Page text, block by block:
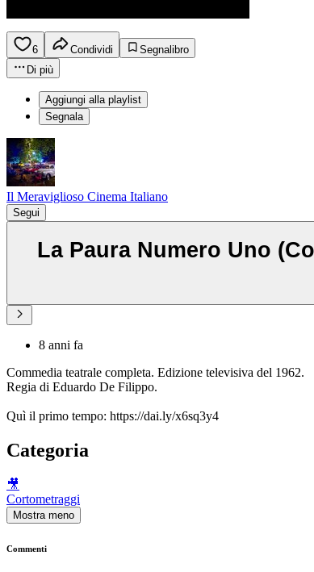
6 Condividi
Segnalibro
Di più
Aggiungi alla playlist
Segnala
Il Meraviglioso Cinema Italiano
Segui
La Paura Numero Uno
8 anni fa
Commedia teatrale completa. Edizione televisiva del 1962.
Regia di Eduardo De Filippo.
Quì il primo tempo: https://dai.ly/x6sq3y4
Categoria
🎥
Cortometraggi
Mostra meno
Commenti